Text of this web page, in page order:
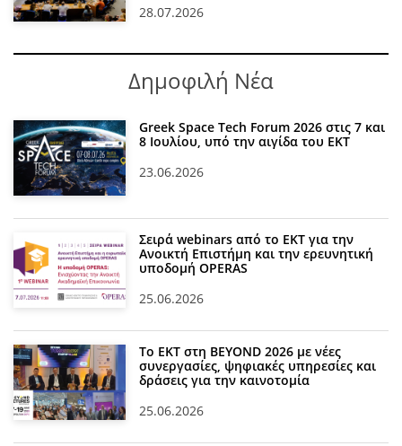
28.07.2026
Δημοφιλή Νέα
Greek Space Tech Forum 2026 στις 7 και
8 Ιουλίου, υπό την αιγίδα του ΕΚΤ
23.06.2026
Σειρά webinars από το ΕΚΤ για την
Ανοικτή Επιστήμη και την ερευνητική
υποδομή OPERAS
25.06.2026
Το ΕΚΤ στη BEYOND 2026 με νέες
συνεργασίες, ψηφιακές υπηρεσίες και
δράσεις για την καινοτομία
25.06.2026